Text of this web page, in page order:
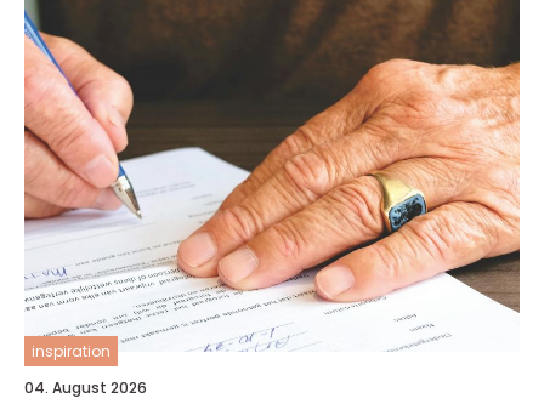
inspiration
04. August 2026